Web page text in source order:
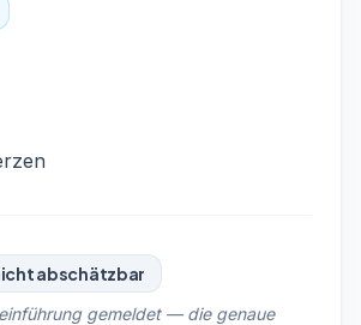
abschätzbar
gemeldet — die genaue